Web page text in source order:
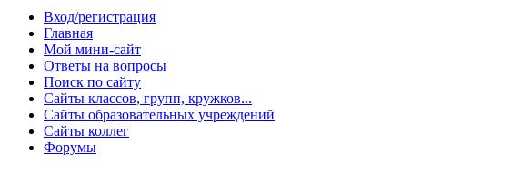
Вход/регистрация
Главная
Мой мини-сайт
Ответы на вопросы
Поиск по сайту
Сайты классов, групп, кружков...
Сайты образовательных учреждений
Сайты коллег
Форумы